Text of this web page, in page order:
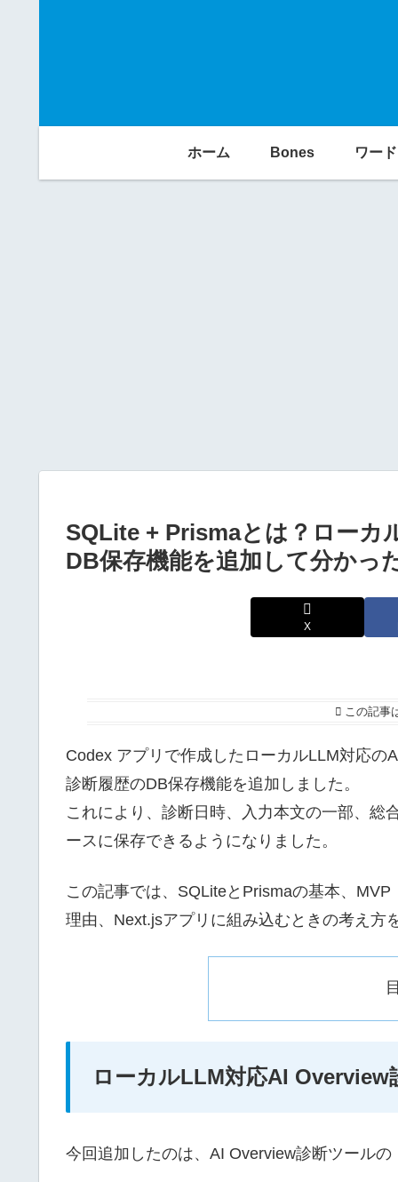
ホーム Bones ワー
SQLite + Prismaとは？ローカ
DB保存機能を追加して分かっ
X
この記事
Codex アプリで作成したローカルLLM対応の
診断履歴のDB保存機能を追加しました。
これにより、診断日時、入力本文の一部、総
ースに保存できるようになりました。
この記事では、SQLiteとPrismaの基本、
理由、Next.jsアプリに組み込むときの考え方
ローカルLLM対応AI Overview
今回追加したのは、AI Overview診断ツールの